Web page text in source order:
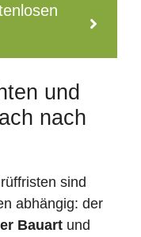
und
nach
sind
abhängig: der
Bauart und